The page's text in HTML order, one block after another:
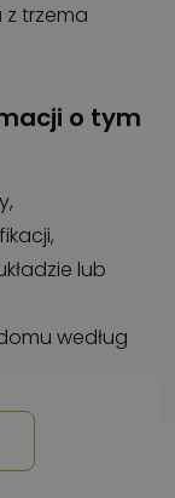
trzema
o tym
lub
według